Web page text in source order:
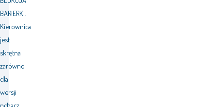
BARIERKI.
Kierownica
jest
skrętna
zarówno
dla
wersji
pchacz